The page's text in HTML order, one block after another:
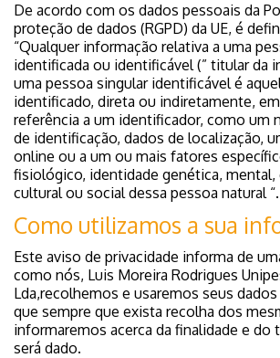
De acordo com os dados pessoais da
proteção de dados (RGPD) da UE, é
“Qualquer informação relativa a uma
identificada ou identificável (” titular da
uma pessoa singular identificável é
identificado, direta ou indiretamente,
referência a um identificador, como um
de identificação, dados de localização,
online ou a um ou mais fatores
fisiológico, identidade genética, mental,
cultural ou social dessa pessoa natural “.
Como utilizamos a sua
Este aviso de privacidade informa de
como nós, Luis Moreira Rodrigues
Lda,recolhemos e usaremos seus
que sempre que exista recolha dos
informaremos acerca da finalidade e do
será dado.